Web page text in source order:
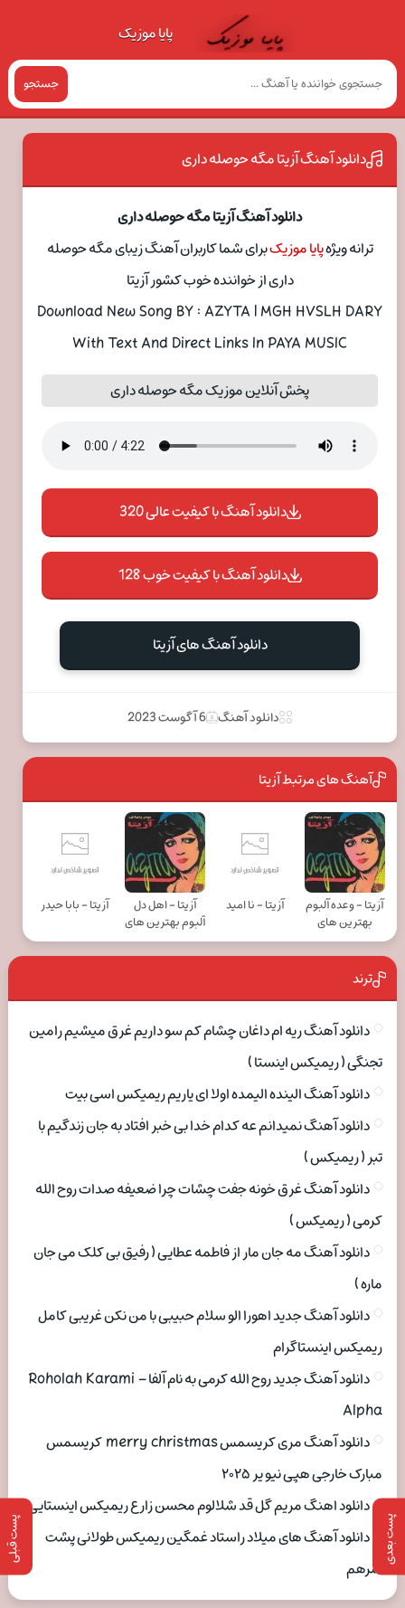
پایا موزیک
جستجو
پست بعدی پست قبلی
دانلود آهنگ آزیتا مگه حوصله داری
دانلود آهنگ آزیتا مگه حوصله داری
ترانه ویژهپایا موزیکبرای شما کاربران آهنگ زیبای مگه حوصله
داری از خواننده خوب کشور آزیتا
Download New Song BY : AZYTA | MGH HVSLH DARY
With Text And Direct Links In PAYA MUSIC
پخش آنلاین موزیک مگه حوصله داری
دانلود آهنگ با کیفیت عالی 320
دانلود آهنگ با کیفیت خوب 128
دانلود آهنگ های آزیتا
دانلود آهنگ 6 آگوست 2023
آهنگ های مرتبط آزیتا
آزیتا - وعده آلبوم
بهترین های
آزیتا - نا امید
آزیتا - اهل دل
آلبوم بهترین های
آزیتا - بابا حیدر
ترند
دانلود آهنگ ریه ام داغان چشام کم سو داریم غرق میشیم رامین
تجنگی ( ریمیکس اینستا )
دانلود آهنگ الینده الیمده اولا ای یاریم ریمیکس اسی بیت
دانلود آهنگ نمیدانم عه کدام خدا بی خبر افتاد به جان زندگیم با
تبر ( ریمیکس )
دانلود آهنگ غرق خونه جفت چشات چرا ضعیفه صدات روح الله
کرمی ( ریمیکس )
دانلود آهنگ مه جان مار از فاطمه عطایی ( رفیق بی کلک می جان
ماره )
دانلود آهنگ جدید اهورا الو سلام حبیبی با من نکن غریبی کامل
ریمیکس اینستاگرام
دانلود آهنگ جدید روح الله کرمی به نام آلفا Roholah Karami –
Alpha
دانلود آهنگ مری کریسمس merry christmas کریسمس
مبارک خارجی هپی نیو یر ۲۰۲۵
دانلود اهنگ مریم گل قد شلالوم محسن زارع ریمیکس اینستایی
دانلود آهنگ های میلاد راستاد غمگین ریمیکس طولانی پشت
سرهم